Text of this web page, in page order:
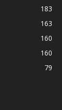
183
163
160
160
79